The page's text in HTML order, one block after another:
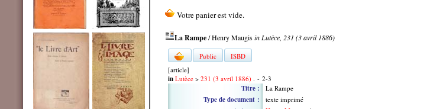
La Rampe/ Henry Maugisin Lutèce, 231 (3 avril 1886)
Public
ISBD
[article]
in Lutèce > 231 (3 avril 1886) . - 2-3
Titre : La Rampe
Type de document : texte imprimé